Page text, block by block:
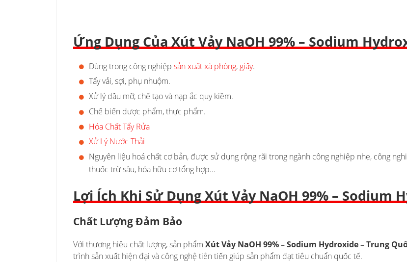
Ứng Dụng Của Xút Vảy NaOH 99% – Sodium
Dùng trong công nghiệp sản xuất xà phòng, giấy.
Tẩy vải, sợi, phụ nhuộm.
Xử lý dầu mỡ, chế tạo và nạp ắc quy kiềm.
Chế biến dược phẩm, thực phẩm.
Hóa Chất Tẩy Rửa
Xử Lý Nước Thải
Nguyên liệu hoá chất cơ bản, được sử dụng rộng rãi trong ngành công nghiệp nhẹ, công
thuốc trừ sâu, hóa hữu cơ tổng hợp…
Lợi Ích Khi Sử Dụng Xút Vảy NaOH 99% – Sodium
Chất Lượng Đảm Bảo
Với thương hiệu chất lượng, sản phẩm Xút Vảy NaOH 99% – Sodium Hydroxide – Trung
trình sản xuất hiện đại và công nghệ tiên tiến giúp sản phẩm đạt tiêu chuẩn quốc tế.